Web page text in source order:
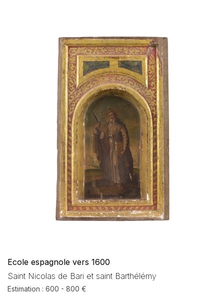
Ecole espagnole vers 1600
Saint Nicolas de Bari et saint Barthélémy
Estimation : 600 - 800 €